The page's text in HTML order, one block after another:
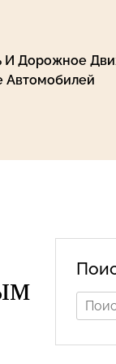
с
на
И Дорожное
Автомобилей
Найти: